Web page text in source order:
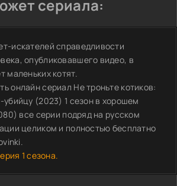
сериала:
искателей справедливости
опубликовавшего видео, в
маленьких котят.
онлайн сериал Не троньте котиков:
убийцу (2023) 1 сезон в хорошем
все серии подряд на русском
целиком и полностью бесплатно
1 сезона.